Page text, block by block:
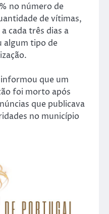
no número de
de vítimas,
cada três dias a
algum tipo de
que um
foi morto após
que publicava
no município